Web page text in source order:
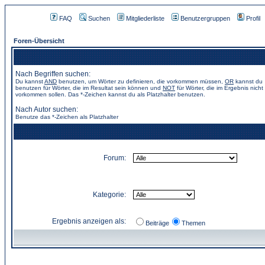
FAQ Suchen Mitgliederliste Benutzergruppen Profil
Foren-Übersicht
Nach Begriffen suchen:
Du kannstAND benutzen, um Wörter zu definieren, die vorkommen müssen, OR kannst du
benutzen für Wörter, die im Resultat sein können und NOT für Wörter, die im Ergebnis nicht
vorkommen sollen. Das *-Zeichen kannst du als Platzhalter benutzen.
Nach Autor suchen:
Benutze das *-Zeichen als Platzhalter
Forum:
Kategorie:
Ergebnis anzeigen als: Beiträge Themen